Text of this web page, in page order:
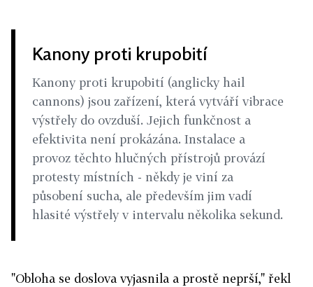
Kanony proti krupobití
Kanony proti krupobití (anglicky hail
cannons) jsou zařízení, která vytváří vibrace
výstřely do ovzduší. Jejich funkčnost a
efektivita není prokázána. Instalace a
provoz těchto hlučných přístrojů provází
protesty místních - někdy je viní za
působení sucha, ale především jim vadí
hlasité výstřely v intervalu několika sekund.
"Obloha se doslova vyjasnila a prostě neprší," řekl